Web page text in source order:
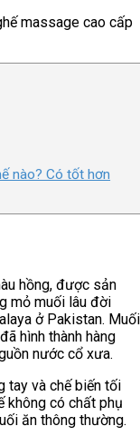
massage cao cấp
nào? Có tốt hơn
hồng, được sản
mỏ muối lâu đời
ở Pakistan. Muối
hình thành hàng
nước cổ xưa.
tay và chế biến tối
không có chất phụ
ăn thông thường.